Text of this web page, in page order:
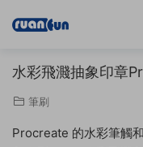
水彩飛濺抽象印章
筆刷
Procreate 的水彩筆觸